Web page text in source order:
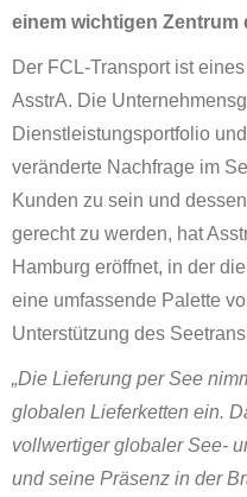
einem wichtigen Zentrum
Der FCL-Transport ist
AsstrA. Die
Dienstleistungsportfolio
veränderte Nachfrage im
Kunden zu sein und
gerecht zu werden, hat
Hamburg eröffnet, in der
eine umfassende Palette
Unterstützung des
„Die Lieferung per See
globalen Lieferketten ein.
vollwertiger globaler See-
und seine Präsenz in der